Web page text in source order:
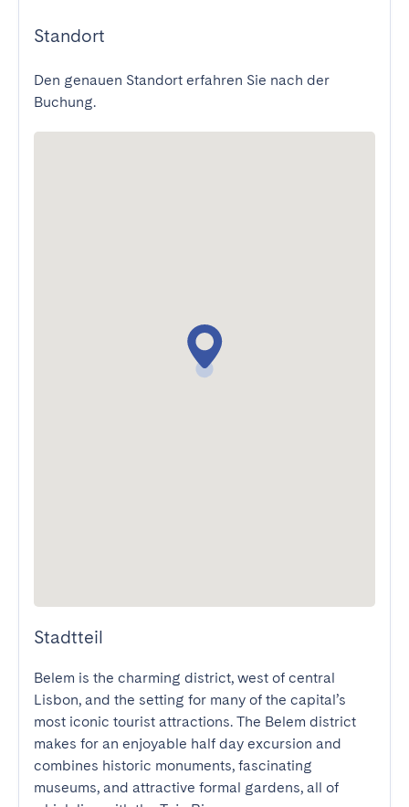
Standort
Den genauen Standort erfahren Sie nach der
Buchung.
Stadtteil
Belem is the charming district, west of central
Lisbon, and the setting for many of the capital’s
most iconic tourist attractions. The Belem district
makes for an enjoyable half day excursion and
combines historic monuments, fascinating
museums, and attractive formal gardens, all of